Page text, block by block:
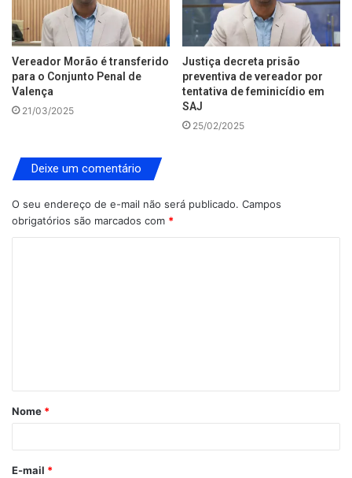
Vereador Morão é transferido
para o Conjunto Penal de
Valença
21/03/2025
Justiça decreta prisão
preventiva de vereador por
tentativa de feminicídio em
SAJ
25/02/2025
Deixe um comentário
O seu endereço de e-mail não será publicado. Campos
obrigatórios são marcados com *
á
r
Nome *
E-mail *